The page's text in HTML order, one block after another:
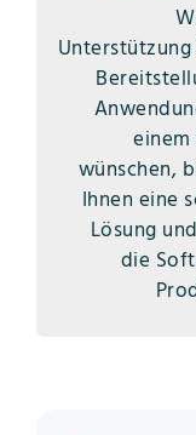
einem
wünschen,
Ihnen eine
Lösung
die